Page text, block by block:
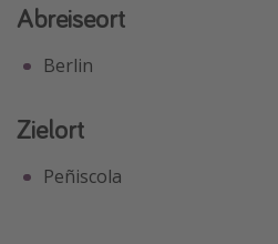
Abreiseort
Berlin
Zielort
Peñiscola